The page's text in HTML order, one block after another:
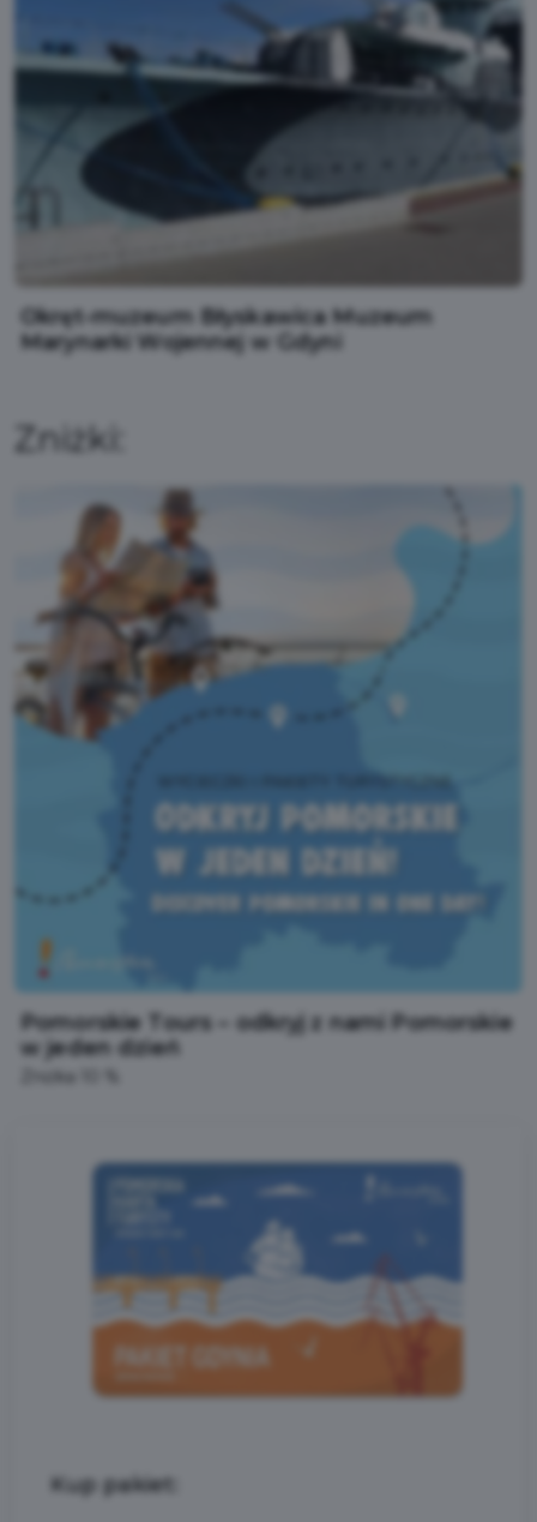
Okręt-muzeum Błyskawica Muzeum
Marynarki Wojennej w Gdyni
Zniżki:
Pomorskie Tours – odkryj z nami Pomorskie
w jeden dzień
Zniżka 10 %
Kup pakiet: